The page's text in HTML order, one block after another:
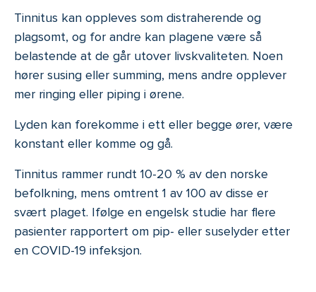
Tinnitus kan oppleves som distraherende og
plagsomt, og for andre kan plagene være så
belastende at de går utover livskvaliteten. Noen
hører susing eller summing, mens andre opplever
mer ringing eller piping i ørene.
Lyden kan forekomme i ett eller begge ører, være
konstant eller komme og gå.
Tinnitus rammer rundt 10-20 % av den norske
befolkning, mens omtrent 1 av 100 av disse er
svært plaget. Ifølge en engelsk studie har flere
pasienter rapportert om pip- eller suselyder etter
en COVID-19 infeksjon.